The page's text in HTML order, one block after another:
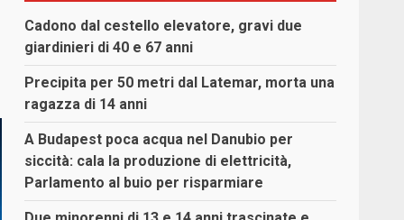
Cadono dal cestello elevatore, gravi due
giardinieri di 40 e 67 anni
Precipita per 50 metri dal Latemar, morta una
ragazza di 14 anni
A Budapest poca acqua nel Danubio per
siccità: cala la produzione di elettricità,
Parlamento al buio per risparmiare